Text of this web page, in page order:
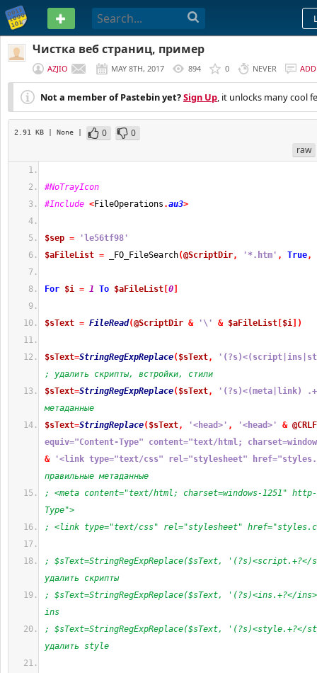
PASTEBIN
Чистка веб страниц, пример
AZJIO MAY 8TH, 2017 894 0 NEVER
Not a member of Pastebin yet?Sign Up, it unlocks many cool
2.91 KB | None | 0
0
raw
#NoTrayIcon
#Include <FileOperations .au3>
$sep =
'le56tf98'
$aFileList = _FO_FileSearch(@ScriptDir, '*.htm' , True,
For $i = 1 To $aFileList 0
$sText = FileRead(@ScriptDir & '\' & $aFileList $i )
$sText=StringRegExpReplace( $sText,
; удалить скрипты, встройки, стили
$sText=StringRegExpReplace( $sText,
'(?s)<(meta|link)
метаданные
$sText=StringReplace( $sText, '<head>' , '<head>' & @CRLF
equiv="Content-Type" content="text/html;
&
'<link type="text/css" rel="stylesheet"
правильные метаданные
; <meta content="text/html; charset=windows-1251"
Type">
; <link type="text/css" rel="stylesheet"
; $sText=StringRegExpReplace($sText,
удалить скрипты
; $sText=StringRegExpReplace($sText, '(?s)<ins.+?</
ins
; $sText=StringRegExpReplace($sText,
удалить style